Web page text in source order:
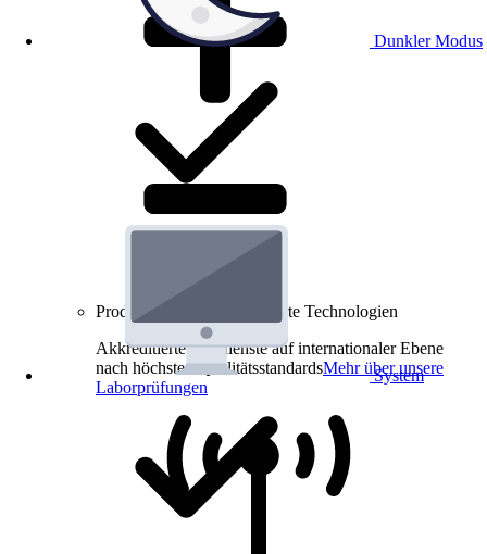
Dunkler Modus
System
Produkt-Prüfungen für smarte Technologien
Akkreditierte Prüfdienste auf internationaler Ebene
nach höchsten QualitätsstandardsMehr über unsere
Laborprüfungen